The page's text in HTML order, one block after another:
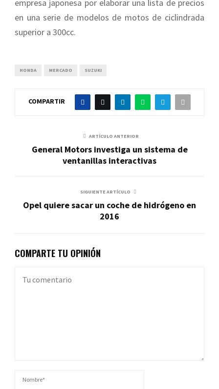
empresa japonesa por elaborar una lista de precios
en una serie de modelos de motos de ciclindrada
superior a 300cc.
HONDA MERCADO SUZUKI
COMPARTIR
ARTÍCULO ANTERIOR
General Motors investiga un sistema de
ventanillas interactivas
SIGUIENTE ARTÍCULO
Opel quiere sacar un coche de hidrógeno en
2016
COMPARTE TU OPINIÓN